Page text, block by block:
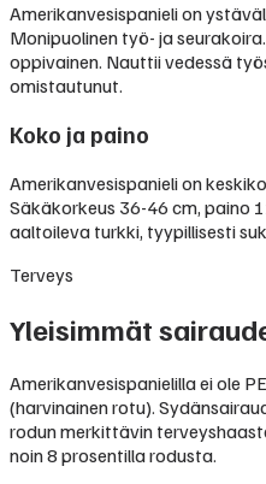
Amerikanvesispanieli on
Monipuolinen työ- ja
oppivainen. Nauttii vedessä
omistautunut.
Koko ja paino
Amerikanvesispanieli on
Säkäkorkeus 36-46 cm, paino
aaltoileva turkki, tyypillisesti
Terveys
Yleisimmät
Amerikanvesispanielilla ei ole
(harvinainen rotu).
rodun merkittävin
noin 8 prosentilla rodusta.